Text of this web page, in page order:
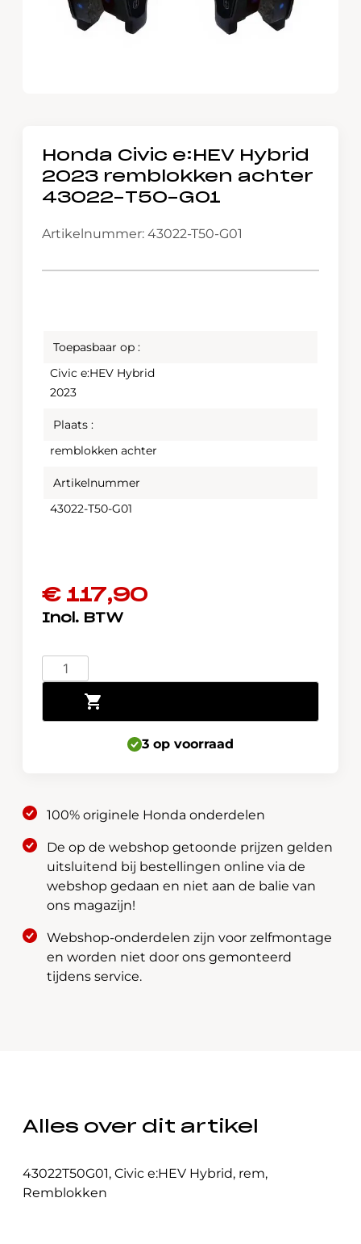
Honda Civic e:HEV Hybrid
2023 remblokken achter
43022-T50-G01
Artikelnummer: 43022-T50-G01
Toepasbaar op :
Civic e:HEV Hybrid
2023
Plaats :
remblokken achter
Artikelnummer
43022-T50-G01
€117,90
Honda
Civic
Hybrid
T50-
G01
aantal
Toevoegen aan winkelwagen
3 op voorraad
100% originele Honda onderdelen
De op de webshop getoonde prijzen gelden
uitsluitend bij bestellingen online via de
webshop gedaan en niet aan de balie van
ons magazijn!
Webshop-onderdelen zijn voor zelfmontage
en worden niet door ons gemonteerd
tijdens service.
Alles over dit artikel
43022T50G01, Civic e:HEV Hybrid, rem,
Remblokken